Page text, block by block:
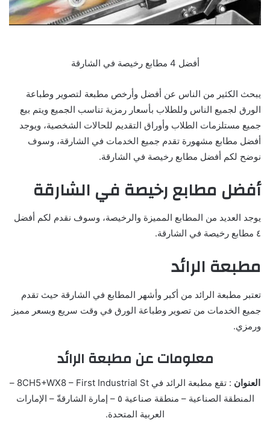
أفضل 4 مطابع رخيصة في الشارقة
يبحث الكثير من الناس عن أفضل وأرخص مطبعة لتصوير وطباعة
الورق لجميع الناس وللطلاب بأسعار رمزية تناسب الجميع ويتم بيع
جميع مستلزمات الطلاب وأوراق التقديم للحالات الشخصية، ويوجد
أفضل مطابع مشهورة تقدم جميع الخدمات في الشارقة، وسوف
نوضح لكم أفضل مطابع رخيصة في الشارقة.
أفضل مطابع رخيصة في الشارقة
يوجد العديد من المطابع المميزة والرخيصة، وسوف نقدم لكم أفضل
٤ مطابع رخيصة في الشارقة.
مطبعة الرائد
تعتبر مطبعة الرائد من أكبر وأشهر المطابع في الشارقة حيث تقدم
جميع الخدمات من تصوير وطباعة الورق في وقت سريع وبسعر مميز
ورمزي.
معلومات عن مطبعة الرائد
العنوان
: تقع مطبعة الرائد في 8CH5+WX8 – First Industrial St –
المنطقة الصناعية – منطقة صناعية ٥ – إمارة الشارقةّ – الإمارات
العربية المتحدة.